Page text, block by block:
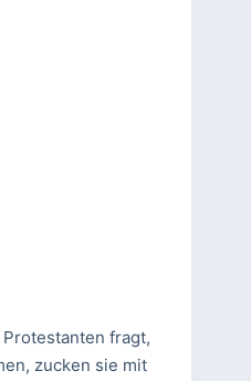
fragt,
zucken sie mit